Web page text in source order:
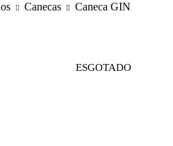
Canecas Caneca GIN
ESGOTADO